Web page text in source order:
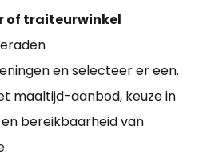
of traiteurwinkel
en selecteer er een.
maaltijd-aanbod, keuze in
bereikbaarheid van